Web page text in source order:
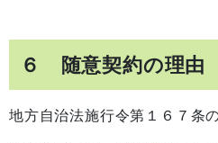
６ 随意契約の理由
地方自治法施行令第１６７条